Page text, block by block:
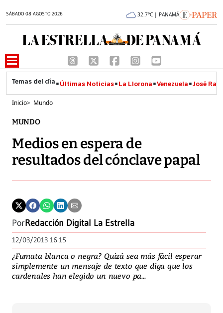
SÁBADO 08 AGOSTO 2026 32.7°C | PANAMÁ
Últimas Noticias La Llorona Venezuela José
Inicio> Mundo
MUNDO
Medios en espera de
resultados del cónclave papal
PorRedacción Digital La Estrella
12/03/2013 16:15
¿Fumata blanca o negra? Quizá sea más fácil esperar
simplemente un mensaje de texto que diga que los
cardenales han elegido un nuevo pa...